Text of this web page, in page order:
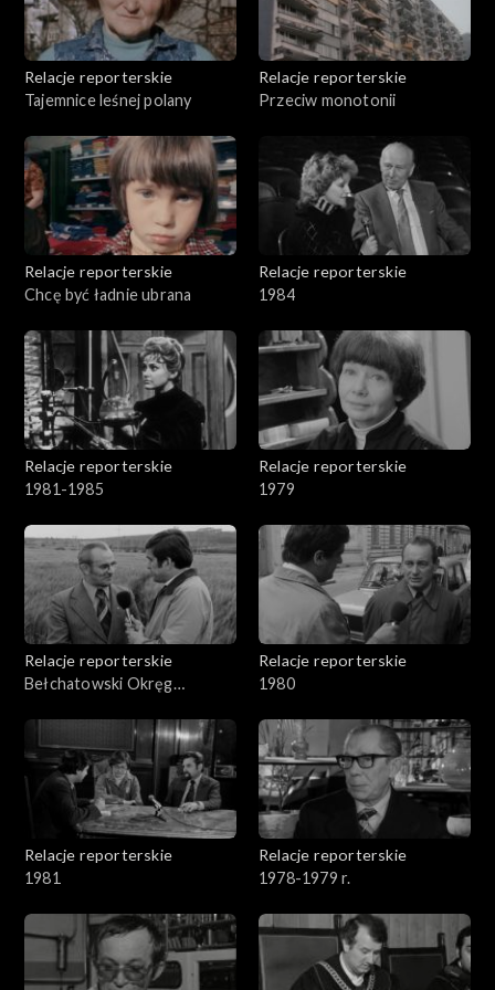
Relacje reporterskie
Tajemnice leśnej polany
Relacje reporterskie
Przeciw monotonii
Relacje reporterskie
Chcę być ładnie ubrana
Relacje reporterskie
1984
Relacje reporterskie
1981-1985
Relacje reporterskie
1979
Relacje reporterskie
Bełchatowski Okręg
Relacje reporterskie
1980
Relacje reporterskie
1981
Relacje reporterskie
1978-1979 r.